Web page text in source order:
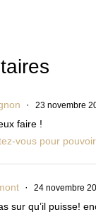
23 novembre
faire !
vous pour
24 novembre
sur qu’il puisse!